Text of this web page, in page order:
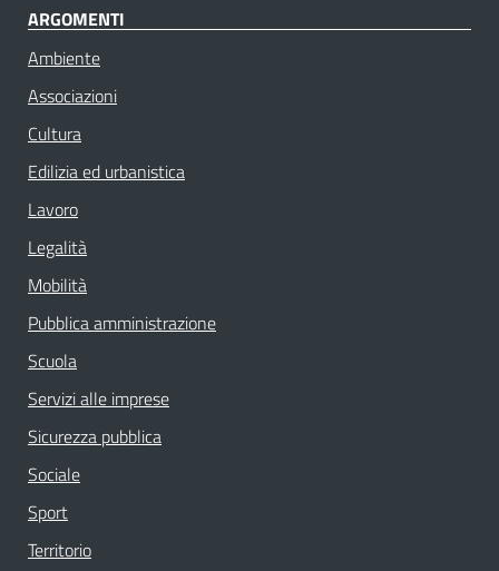
ARGOMENTI
Ambiente
Associazioni
Cultura
Edilizia ed urbanistica
Lavoro
Legalità
Mobilità
Pubblica amministrazione
Scuola
Servizi alle imprese
Sicurezza pubblica
Sociale
Sport
Territorio